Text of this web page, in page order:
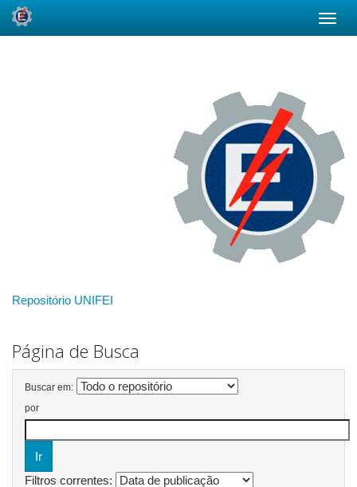
Repositório UNIFEI
Página de Busca
Buscar em:
por
Filtros correntes: